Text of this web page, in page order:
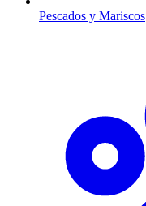
Pescados y Mariscos